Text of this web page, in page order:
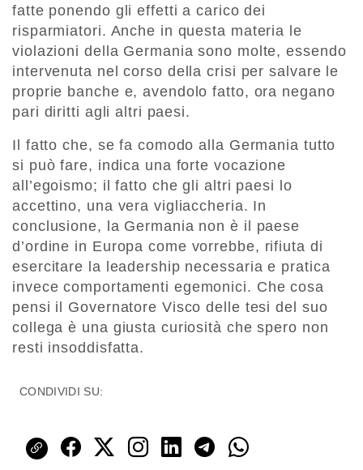
fatte ponendo gli effetti a carico dei
risparmiatori. Anche in questa materia le
violazioni della Germania sono molte, essendo
intervenuta nel corso della crisi per salvare le
proprie banche e, avendolo fatto, ora negano
pari diritti agli altri paesi.
Il fatto che, se fa comodo alla Germania tutto
si può fare, indica una forte vocazione
all’egoismo; il fatto che gli altri paesi lo
accettino, una vera vigliaccheria. In
conclusione, la Germania non è il paese
d’ordine in Europa come vorrebbe, rifiuta di
esercitare la leadership necessaria e pratica
invece comportamenti egemonici. Che cosa
pensi il Governatore Visco delle tesi del suo
collega è una giusta curiosità che spero non
resti insoddisfatta.
CONDIVIDI SU: